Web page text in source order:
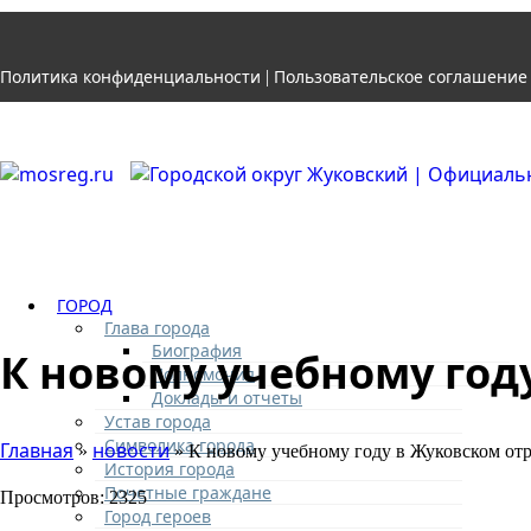
Политика конфиденциальности | Пользовательское соглашение
ГОРОД
Глава города
Биография
Полномочия
Доклады и отчеты
Устав города
Символика города
История города
Почетные граждане
Город героев
К новому учебному
Главная» новости» К новому учебному году в Жуковском
Просмотров: 2325